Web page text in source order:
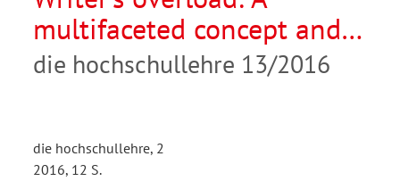
multifaceted concept and
its clarification
die hochschullehre 13/2016
die hochschullehre, 2
2016, 12 S.